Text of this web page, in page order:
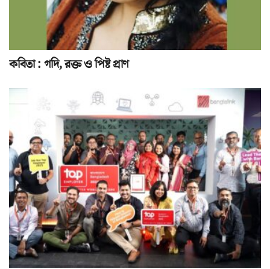
কবিতা : গদি, রক্ত ও পিষ্ট প্রাণ